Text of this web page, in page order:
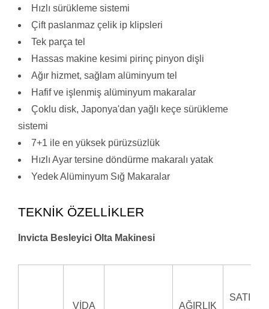
Hızlı sürükleme sistemi
Çift paslanmaz çelik ip klipsleri
Tek parça tel
Hassas makine kesimi pirinç pinyon dişli
Ağır hizmet, sağlam alüminyum tel
Hafif ve işlenmiş alüminyum makaralar
Çoklu disk, Japonya'dan yağlı keçe sürükleme
sistemi
7+1 ile en yüksek pürüzsüzlük
Hızlı Ayar tersine döndürme makaralı yatak
Yedek Alüminyum Sığ Makaralar
TEKNİK ÖZELLİKLER
Invicta Besleyici Olta Makinesi
VİDA
AĞIRLIK
SATIR